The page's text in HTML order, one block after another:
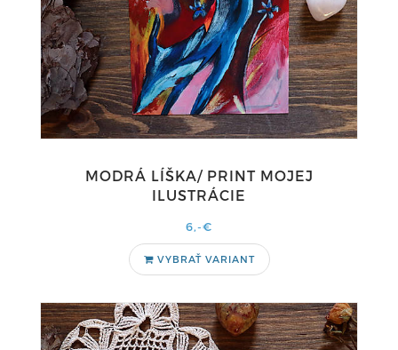
MODRÁ LÍŠKA/ PRINT MOJEJ
ILUSTRÁCIE
6,-€
VYBRAŤ VARIANT